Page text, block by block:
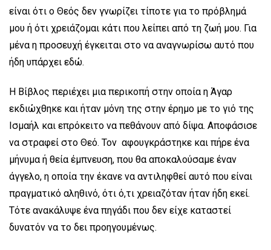
είναι ότι ο Θεός δεν γνωρίζει τίποτε για το πρόβλημά
μου ή ότι χρειάζομαι κάτι που λείπει από τη ζωή μου. Για
μένα η προσευχή έγκειται στο να αναγνωρίσω αυτό που
ήδη υπάρχει εδώ.
Η Βίβλος περιέχει μια περικοπή στην οποία η Άγαρ
εκδιώχθηκε και ήταν μόνη της στην έρημο με το γιό της
Ισμαήλ και επρόκειτο να πεθάνουν από δίψα. Αποφάσισε
να στραφεί στο Θεό. Τον αφουγκράστηκε και πήρε ένα
μήνυμα ή θεία έμπνευση, που θα αποκαλούσαμε έναν
άγγελο, η οποία την έκανε να αντιληφθεί αυτό που είναι
πραγματικό αληθινό, ότι ό,τι χρειαζόταν ήταν ήδη εκεί.
Τότε ανακάλυψε ένα πηγάδι που δεν είχε καταστεί
δυνατόν να το δει προηγουμένως.